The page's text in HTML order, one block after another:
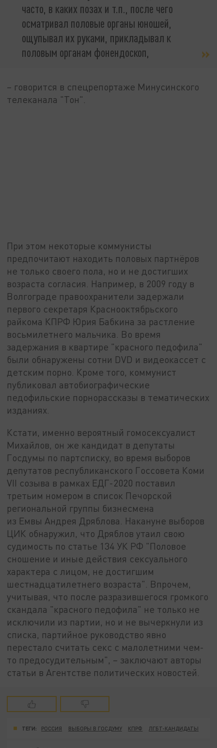
часто, в каких позах и т.п., после чего
осматривал половые органы юношей,
ощупывал их руками, прикладывал к
половым органам фонендоскоп,
– говорится в спецрепортаже Минусинского
телеканала "Тон".
При этом некоторые коммунисты
предпочитают находить половых партнёров
не только своего пола, но и не достигших
возраста согласия. Например, в 2009 году в
Волгограде правоохранители задержали
первого секретаря Краснооктябрьского
райкома КПРФ Юрия Бабкина за растление
восьмилетнего мальчика. Во время
задержания в квартире "красного педофила"
были обнаружены сотни DVD и видеокассет с
детским порно. Кроме того, коммунист
публиковал автобиографические
педофильские порнорассказы в тематических
изданиях.
Кстати, именно вероятный гомосексуалист
Михайлов, он же кандидат в депутаты
Госдумы по партсписку, во время выборов
депутатов республиканского Госсовета Коми
VII созыва в рамках ЕДГ-2020 поставил
третьим номером в список Печорской
региональной группы бизнесмена
из Емвы Андрея Дряблова. Накануне выборов
ЦИК обнаружил, что Дряблов утаил свою
судимость по статье 134 УК РФ "Половое
сношение и иные действия сексуального
характера с лицом, не достигшим
шестнадцатилетнего возраста". Впрочем,
учитывая, что после разразившегося громкого
скандала "красного педофила" не только не
исключили из партии, но и не вычеркнули из
списка, партийное руководство явно
перестало считать секс с малолетними чем-
то предосудительным", – заключают авторы
статьи в Агентстве политических новостей.
ТЕГИ: РОССИЯ ВЫБОРЫ В ГОСДУМУ КПРФ ЛГБТ-КАНДИДАТЫ